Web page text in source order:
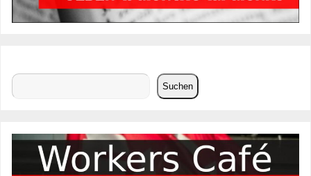
Suchen